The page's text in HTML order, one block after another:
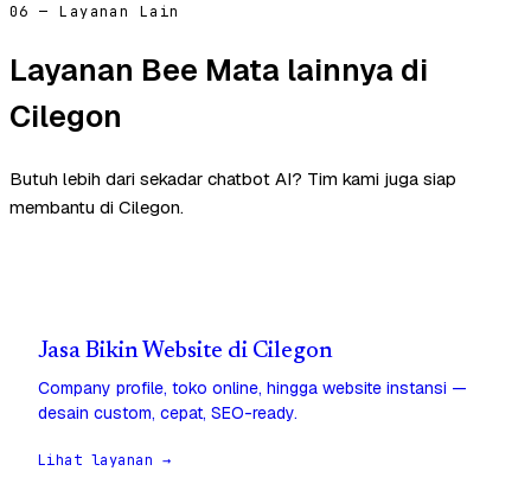
06 — Layanan Lain
Layanan Bee Mata lainnya di
Cilegon
Butuh lebih dari sekadar chatbot AI? Tim kami juga siap
membantu di Cilegon.
Jasa Bikin Website di Cilegon
Company profile, toko online, hingga website instansi —
desain custom, cepat, SEO-ready.
Lihat layanan →